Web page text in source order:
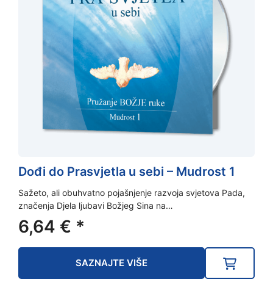
Dođi do Prasvjetla u sebi – Mudrost 1
Sažeto, ali obuhvatno pojašnjenje razvoja svjetova Pada,
značenja Djela ljubavi Božjeg Sina na…
6,64 € *
SAZNAJTE VIŠE